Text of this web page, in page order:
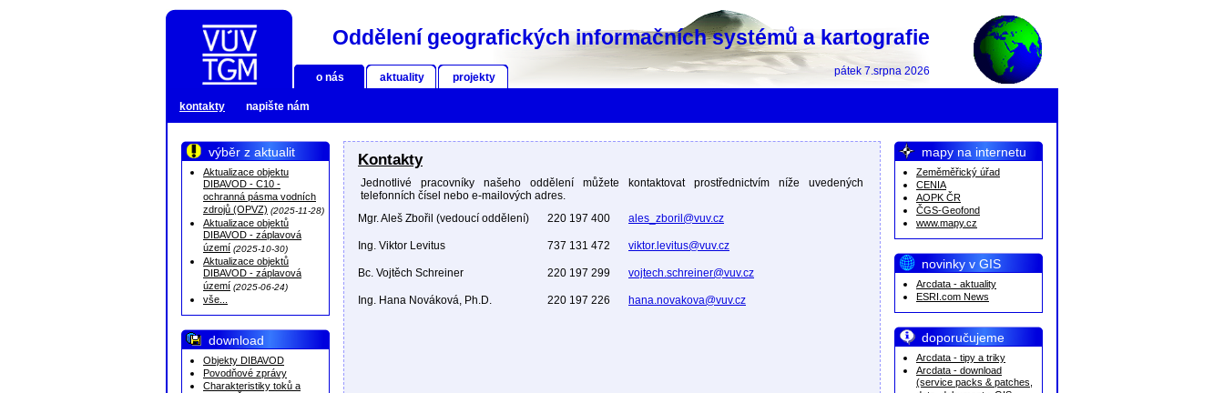
Oddělení geografických informačních systémů a kartografie
o nás aktuality projekty pátek 7.srpna 2026
kontakty napište nám
výběr z aktualit
Aktualizace objektu
DIBAVOD - C10 -
ochranná pásma vodních
zdrojů (OPVZ) (2025-11-28)
Aktualizace objektů
DIBAVOD - záplavová
území (2025-10-30)
Aktualizace objektů
DIBAVOD - záplavová
území (2025-06-24)
vše...
download
Objekty DIBAVOD
Povodňové zprávy
Charakteristiky toků a
Kontakty
Jednotlivé pracovníky našeho oddělení můžete kontaktovat prostřednictvím níže uvedených
telefonních čísel nebo e-mailových adres.
Mgr. Aleš Zbořil (vedoucí oddělení)
220 197 400 ales_zboril@vuv.cz
Ing. Viktor Levitus 737 131 472 viktor.levitus@vuv.cz
Bc. Vojtěch Schreiner 220 197 299 vojtech.schreiner@vuv.cz
Ing. Hana Nováková, Ph.D. 220 197 226 hana.novakova@vuv.cz
mapy na internetu
Zeměměřický úřad
CENIA
AOPK ČR
ČGS-Geofond
www.mapy.cz
novinky v GIS
Arcdata - aktuality
ESRI.com News
doporučujeme
Arcdata - tipy a triky
Arcdata - download
(service packs & patches,